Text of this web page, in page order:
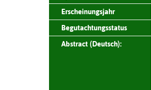
Erscheinungsjahr
Begutachtungsstatus
Abstract (Deutsch):